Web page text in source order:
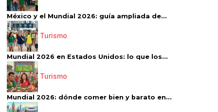
México y el Mundial 2026: guía ampliada de...
Turismo
Mundial 2026 en Estados Unidos: lo que los...
Turismo
Mundial 2026: dónde comer bien y barato en...